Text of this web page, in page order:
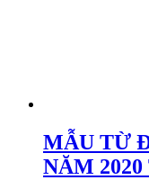
MẪU TỪ
NĂM